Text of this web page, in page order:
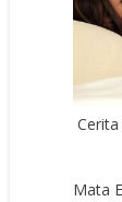
Mata